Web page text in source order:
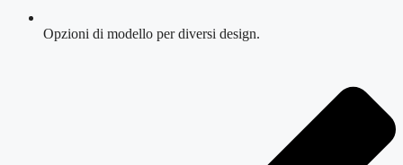
Opzioni di modello per diversi design.